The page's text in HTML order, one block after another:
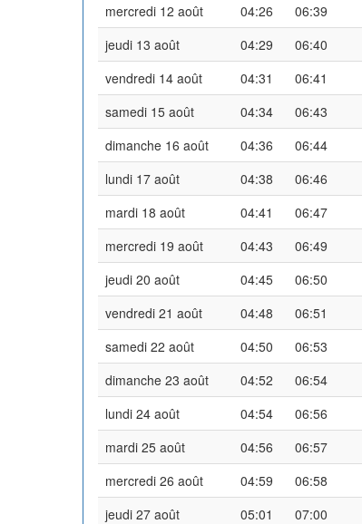
mercredi 12 août
04:26 06:39
jeudi 13 août
04:29 06:40
vendredi 14 août
04:31 06:41
samedi 15 août
04:34 06:43
dimanche 16 août
04:36 06:44
lundi 17 août
04:38 06:46
mardi 18 août
04:41 06:47
mercredi 19 août
04:43 06:49
jeudi 20 août
04:45 06:50
vendredi 21 août
04:48 06:51
samedi 22 août
04:50 06:53
dimanche 23 août
04:52 06:54
lundi 24 août
04:54 06:56
mardi 25 août
04:56 06:57
mercredi 26 août
04:59 06:58
jeudi 27 août
05:01 07:00